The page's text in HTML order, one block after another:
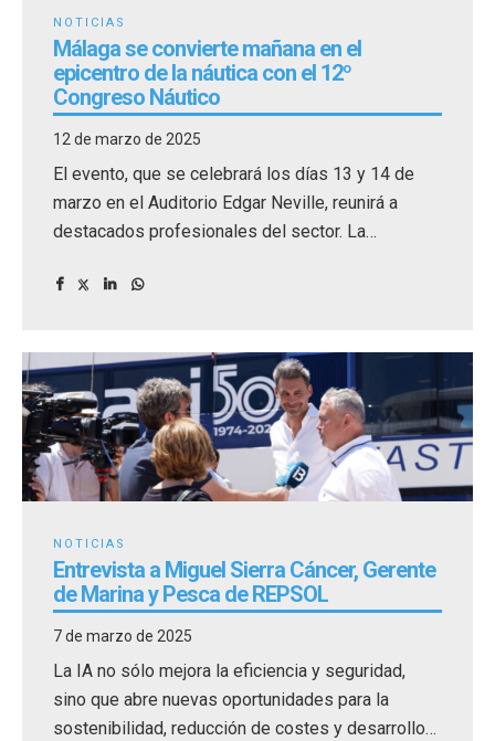
NOTICIAS
Málaga se convierte mañana en el
epicentro de la náutica con el 12º
Congreso Náutico
12 de marzo de 2025
El evento, que se celebrará los días 13 y 14 de
marzo en el Auditorio Edgar Neville, reunirá a
destacados profesionales del sector. La
importantes personalidades de las
NOTICIAS
Entrevista a Miguel Sierra Cáncer, Gerente
de Marina y Pesca de REPSOL
7 de marzo de 2025
La IA no sólo mejora la eficiencia y seguridad,
sino que abre nuevas oportunidades para la
sostenibilidad, reducción de costes y desarrollo